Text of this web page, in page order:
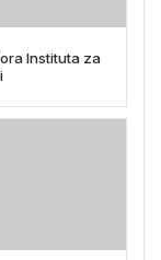
Instituta za